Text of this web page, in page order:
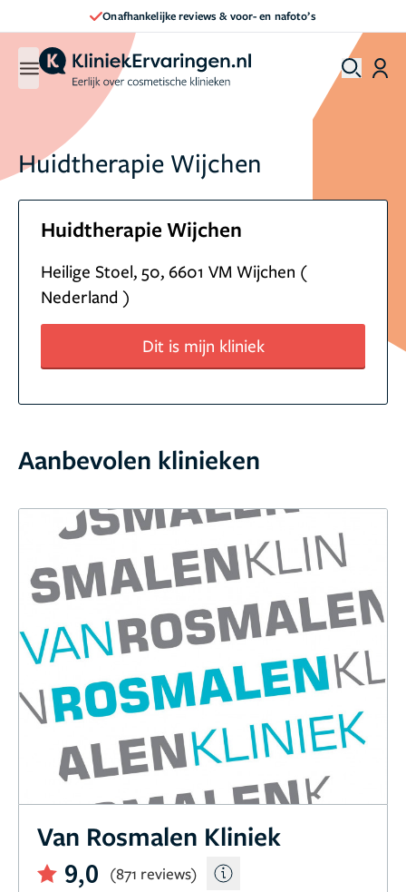
Onafhankelijke reviews & voor- en nafoto’s
Huidtherapie Wijchen
Huidtherapie Wijchen
Heilige Stoel, 50, 6601 VM Wijchen (
Nederland )
Dit is mijn kliniek
Aanbevolen klinieken
Van Rosmalen Kliniek
9,0
(871 reviews)